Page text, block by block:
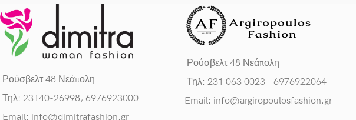
Ρούσβελτ 48 Νεάπολη
Τηλ: 23140-26998, 6976923000
Email: info@dimitrafashion.gr
Ρούσβελτ 48 Νεάπολη
Τηλ: 231 063 0023 – 6976922064
Email: info@argiropoulosfashion.gr